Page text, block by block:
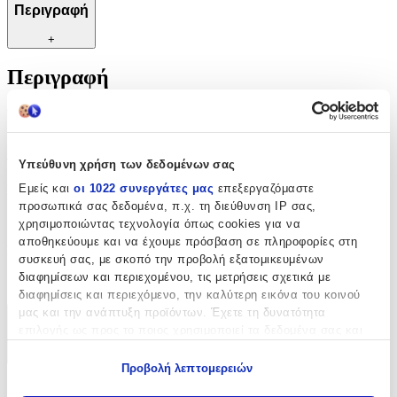
Υπεύθυνη χρήση των δεδομένων σας
Εμείς και οι 1022 συνεργάτες μας επεξεργαζόμαστε
προσωπικά σας δεδομένα, π.χ. τη διεύθυνση IP σας,
χρησιμοποιώντας τεχνολογία όπως cookies για να
αποθηκεύουμε και να έχουμε πρόσβαση σε πληροφορίες στη
συσκευή σας, με σκοπό την προβολή εξατομικευμένων
διαφημίσεων και περιεχομένου, τις μετρήσεις σχετικά με
διαφημίσεις και περιεχόμενο, την καλύτερη εικόνα του κοινού
μας και την ανάπτυξη προϊόντων. Έχετε τη δυνατότητα
Προβολή λεπτομερειών
Περιγραφή
+
Περιγραφή
Ψαλίδι Ραπτικής,μοδιστρικής , υφασμάτων 15 cm
Χαρακτηριστικά
Κατασκευαστής:
Pony
Είδος:
Διάφορα Εργαλεία